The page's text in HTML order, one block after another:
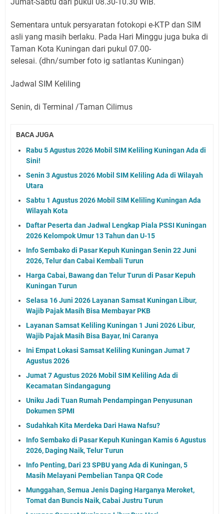
Sementara untuk persyaratan fotokopi e-KTP dan SIM
asli yang masih berlaku. Pada Hari Minggu juga buka di
Taman Kota Kuningan dari pukul 07.00-
selesai. (dhn/sumber foto ig satlantas Kuningan)
Jadwal SIM Keliling
Senin, di Terminal /Taman Cilimus
BACA JUGA
Rabu 5 Agustus 2026 Mobil SIM Keliling Kuningan Ada di
Sini!
Senin 3 Agustus 2026 Mobil SIM Keliling Ada di Wilayah
Utara
Sabtu 1 Agustus 2026 Mobil SIM Keliling Kuningan Ada
Wilayah Kota
Daftar Peserta dan Jadwal Lengkap Piala PSSI Kuningan
2026 Kelompok Umur 13 Tahun dan U-15
Info Sembako di Pasar Kepuh Kuningan Senin 22 Juni
2026, Telur dan Cabai Kembali Turun
Harga Cabai, Bawang dan Telur Turun di Pasar Kepuh
Kuningan Turun
Selasa 16 Juni 2026 Layanan Samsat Kuningan Libur,
Wajib Pajak Masih Bisa Membayar PKB
Layanan Samsat Keliling Kuningan 1 Juni 2026 Libur,
Wajib Pajak Masih Bisa Bayar, Ini Caranya
Ini Empat Lokasi Samsat Keliling Kuningan Jumat 7
Agustus 2026
Jumat 7 Agustus 2026 Mobil SIM Keliling Ada di
Kecamatan Sindangagung
Uniku Jadi Tuan Rumah Pendampingan Penyusunan
Dokumen SPMI
Sudahkah Kita Merdeka Dari Hawa Nafsu?
Info Sembako di Pasar Kepuh Kuningan Kamis 6 Agustus
2026, Daging Naik, Telur Turun
Info Penting, Dari 23 SPBU yang Ada di Kuningan, 5
Masih Melayani Pembelian Tanpa QR Code
Munggahan, Semua Jenis Daging Harganya Meroket,
Tomat dan Buncis Naik, Cabai Justru Turun